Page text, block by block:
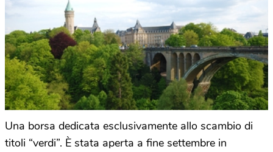
Una borsa dedicata esclusivamente allo scambio di
titoli “verdi”. È stata aperta a fine settembre in